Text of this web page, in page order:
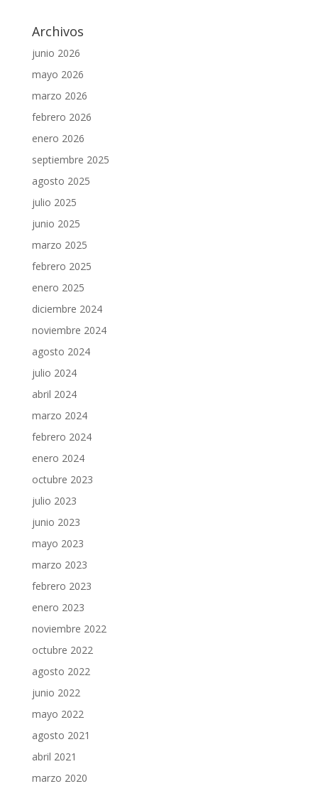
Archivos
junio 2026
mayo 2026
marzo 2026
febrero 2026
enero 2026
septiembre 2025
agosto 2025
julio 2025
junio 2025
marzo 2025
febrero 2025
enero 2025
diciembre 2024
noviembre 2024
agosto 2024
julio 2024
abril 2024
marzo 2024
febrero 2024
enero 2024
octubre 2023
julio 2023
junio 2023
mayo 2023
marzo 2023
febrero 2023
enero 2023
noviembre 2022
octubre 2022
agosto 2022
junio 2022
mayo 2022
agosto 2021
abril 2021
marzo 2020